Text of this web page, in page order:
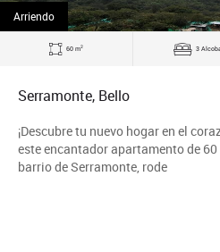
Arriendo
60 m2 3
Serramonte, Bello
¡Descubre tu nuevo hogar en el
este encantador apartamento de
barrio de Serramonte, rode